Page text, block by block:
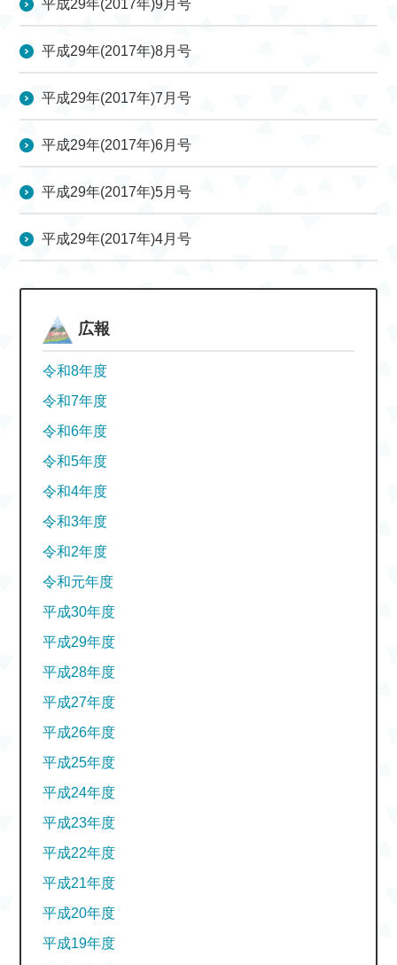
平成29年(2017年)9月号
平成29年(2017年)8月号
平成29年(2017年)7月号
平成29年(2017年)6月号
平成29年(2017年)5月号
平成29年(2017年)4月号
広報
令和8年度
令和7年度
令和6年度
令和5年度
令和4年度
令和3年度
令和2年度
令和元年度
平成30年度
平成29年度
平成28年度
平成27年度
平成26年度
平成25年度
平成24年度
平成23年度
平成22年度
平成21年度
平成20年度
平成19年度